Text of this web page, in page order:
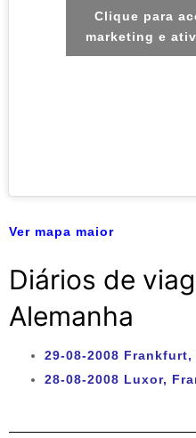
Clique para
marketing e
Ver mapa maior
Diários de
Alemanha
29-08-2008 Frankfurt,
28-08-2008 Luxor,